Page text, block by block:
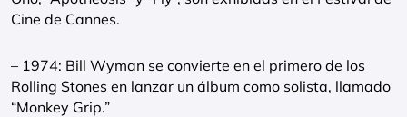
Cine de Cannes.
– 1974: Bill Wyman se convierte en el primero de los
Rolling Stones en lanzar un álbum como solista, llamado
“Monkey Grip.”